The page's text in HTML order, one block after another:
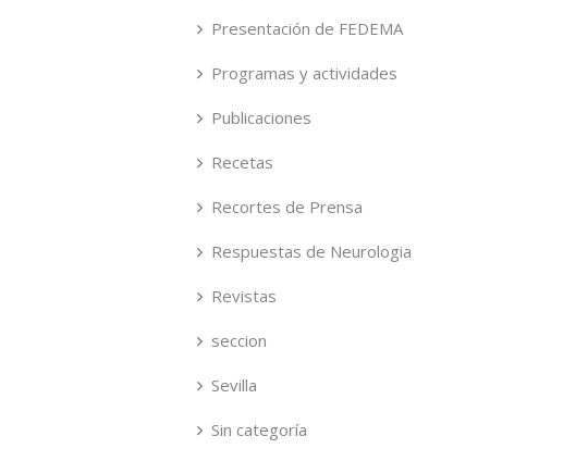
Presentación de FEDEMA
Programas y actividades
Publicaciones
Recetas
Recortes de Prensa
Respuestas de Neurologia
Revistas
seccion
Sevilla
Sin categoría